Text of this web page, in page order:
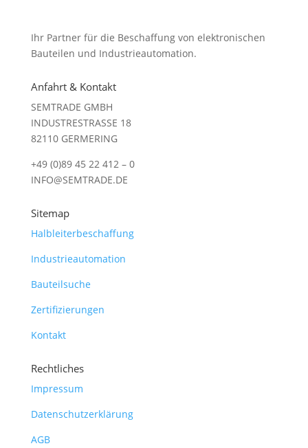
Ihr Partner für die Beschaffung von elektronischen
Bauteilen und Industrieautomation.
Anfahrt & Kontakt
SEMTRADE GMBH
INDUSTRESTRASSE 18
82110 GERMERING
+49 (0)89 45 22 412 – 0
INFO@SEMTRADE.DE
Sitemap
Halbleiterbeschaffung
Industrieautomation
Bauteilsuche
Zertifizierungen
Kontakt
Rechtliches
Impressum
Datenschutzerklärung
AGB